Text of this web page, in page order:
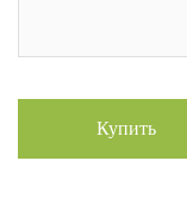
Купить